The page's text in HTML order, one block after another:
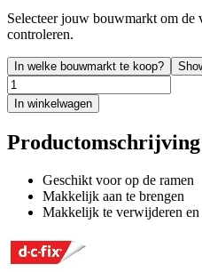
Selecteer jouw bouwmarkt om de
controleren.
In welke bouwmarkt te koop?
In winkelwagen
Productomschrijving
Geschikt voor op de ramen
Makkelijk aan te brengen
Makkelijk te verwijderen